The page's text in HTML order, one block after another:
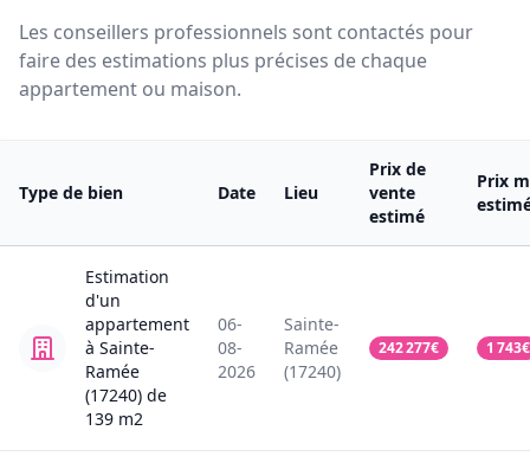
Les conseillers professionnels sont contactés pour
faire des estimations plus précises de chaque
appartement ou maison.
Type de bien Date Lieu
Prix de
vente
estimé
Prix
Estimation
d'un
appartement
à Sainte-
Ramée
(17240) de
139 m2
06-
08-
2026
Sainte-
Ramée
(17240)
242 277€ 1 743€